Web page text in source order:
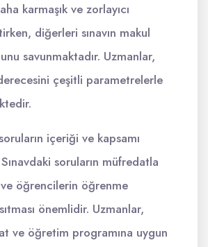
karmaşık ve zorlayıcı
diğerleri sınavın makul
savunmaktadır. Uzmanlar,
çeşitli parametrelerle
içeriği ve kapsamı
soruların müfredatla
ve öğrencilerin öğrenme
önemlidir. Uzmanlar,
ve öğretim programına uygun